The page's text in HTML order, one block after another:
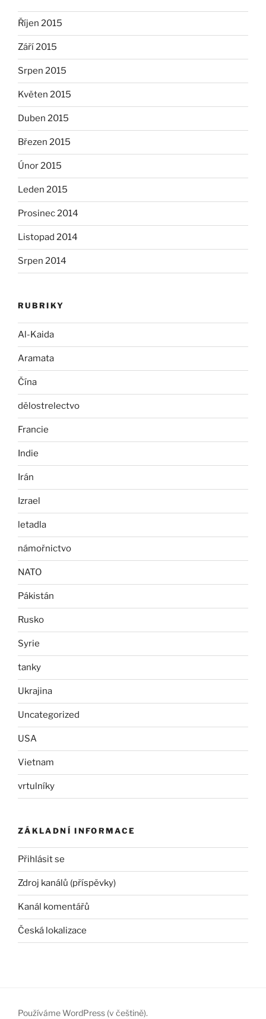
Říjen 2015
Září 2015
Srpen 2015
Květen 2015
Duben 2015
Březen 2015
Únor 2015
Leden 2015
Prosinec 2014
Listopad 2014
Srpen 2014
RUBRIKY
Al-Kaida
Aramata
Čína
dělostrelectvo
Francie
Indie
Irán
Izrael
letadla
námořnictvo
NATO
Pákistán
Rusko
Syrie
tanky
Ukrajina
Uncategorized
USA
Vietnam
vrtulníky
ZÁKLADNÍ INFORMACE
Přihlásit se
Zdroj kanálů (příspěvky)
Kanál komentářů
Česká lokalizace
Používáme WordPress (v češtině).